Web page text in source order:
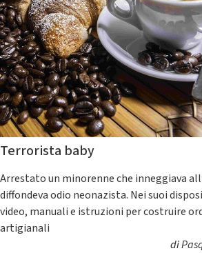
Terrorista baby
Arrestato un minorenne che inneggiava
diffondeva odio neonazista. Nei suoi
video, manuali e istruzioni per costruire
artigianali
di